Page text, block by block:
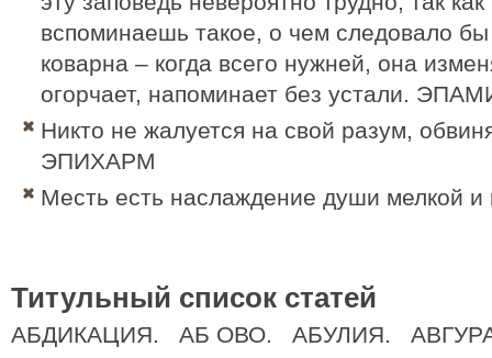
вспоминаешь такое, о чем следовало
коварна – когда всего нужней, она
огорчает, напоминает без устали.
Никто не жалуется на свой разум,
ЭПИХАРМ
Месть есть наслаждение души мелкой
Титульный список статей
АБДИКАЦИЯ. АБ ОВО. АБУЛИЯ.